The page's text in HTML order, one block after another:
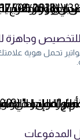
للتخصيص وجاهزة
تحمل هوية
المدفوعات